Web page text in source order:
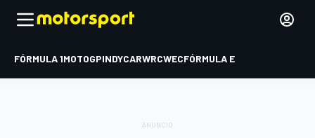
FÓRMULA 1MOTOGPINDYCARWRCWECFÓRMULA E